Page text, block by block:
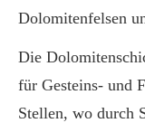
Dolomitenfelsen
Die
für Gesteins- und
Stellen, wo durch